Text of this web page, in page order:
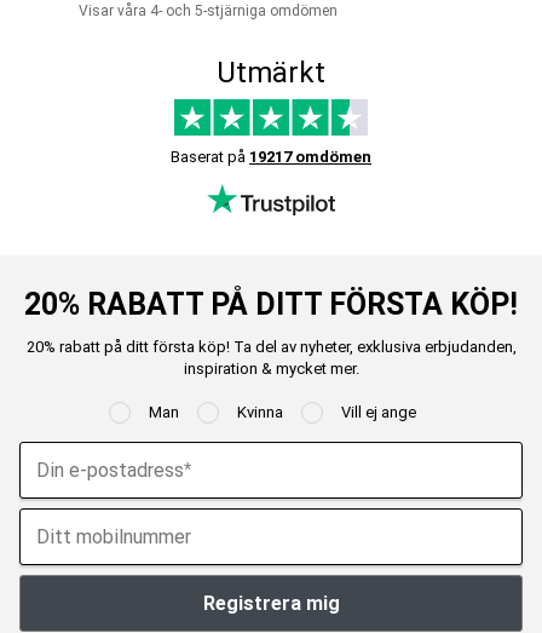
Visar våra 4- och 5-stjärniga omdömen
Utmärkt
Baserat på 19217 omdömen
20% RABATT PÅ DITT FÖRSTA KÖP!
20% rabatt på ditt första köp! Ta del av nyheter, exklusiva erbjudanden,
inspiration & mycket mer.
Man Kvinna Vill ej ange